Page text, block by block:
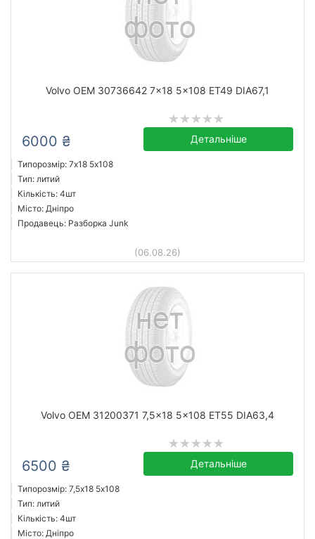
Volvo OEM 30736642 7x18 5x108 ET49 DIA67,1
6000 ₴ Детальніше
Типорозмір: 7x18 5х108
Тип: литий
Кількість: 4шт
Місто: Дніпро
Продавець: Разборка Junk
(06.08.26)
Volvo OEM 31200371 7,5x18 5x108 ET55 DIA63,4
6500 ₴ Детальніше
Типорозмір: 7,5x18 5х108
Тип: литий
Кількість: 4шт
Місто: Дніпро
до
до
Усі бренди
Скинути Підібрати